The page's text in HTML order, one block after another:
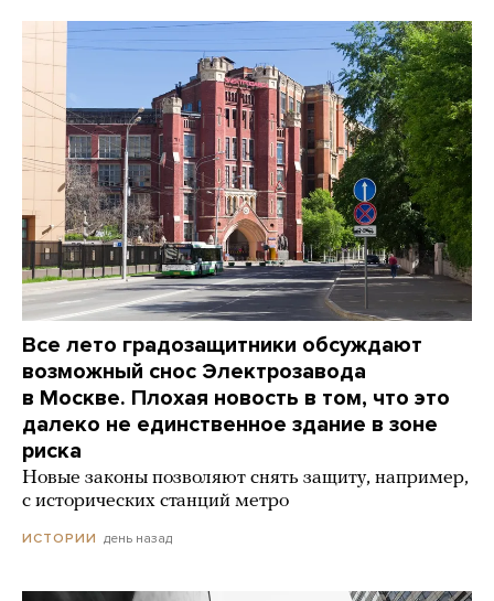
Все лето градозащитники обсуждают
возможный снос Электрозавода
в Москве. Плохая новость в том, что это
далеко не единственное здание в зоне
риска
Новые законы позволяют снять защиту, например,
с исторических станций метро
ИСТОРИИ день назад